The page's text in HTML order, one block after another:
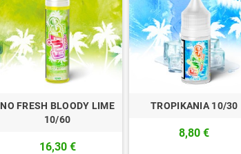
NO FRESH BLOODY LIME
10/60
16,30 €
TROPIKANIA 10/30
8,80 €